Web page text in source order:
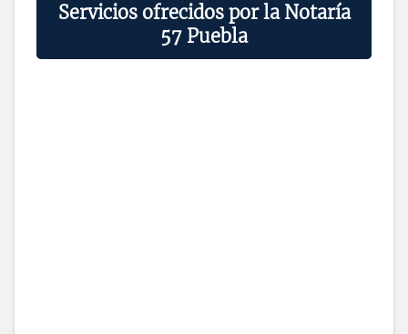
Servicios ofrecidos por la Notaría
57 Puebla